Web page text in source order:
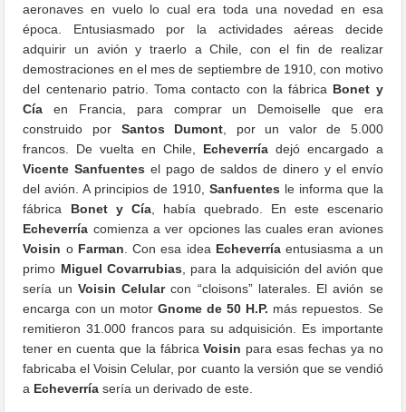
aeronaves en vuelo lo cual era toda una novedad en esa
época. Entusiasmado por la actividades aéreas decide
adquirir un avión y traerlo a Chile, con el fin de realizar
demostraciones en el mes de septiembre de 1910, con motivo
del centenario patrio. Toma contacto con la fábrica Bonet y
Cía en Francia, para comprar un Demoiselle que era
construido por Santos Dumont , por un valor de 5.000
francos. De vuelta en Chile, Echeverríadejó encargado a
Vicente Sanfuentes el pago de saldos de dinero y el envío
del avión. A principios de 1910, Sanfuentes le informa que la
fábrica Bonet y Cía, había quebrado. En este escenario
Echeverría comienza a ver opciones las cuales eran aviones
Voisin o Farman . Con esa idea Echeverríaentusiasma a un
primo Miguel Covarrubias , para la adquisición del avión que
sería un Voisin Celularcon “cloisons” laterales. El avión se
encarga con un motor Gnome de 50 H.P. más repuestos. Se
remitieron 31.000 francos para su adquisición. Es importante
tener en cuenta que la fábricaVoisin para esas fechas ya no
fabricaba el Voisin Celular, por cuanto la versión que se vendió
a Echeverría sería un derivado de este.